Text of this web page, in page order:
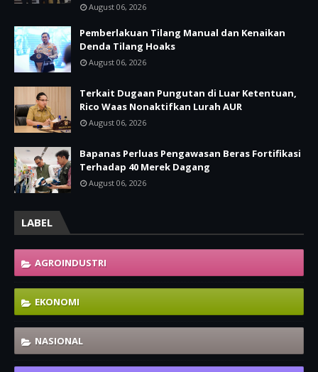
August 06, 2026
Pemberlakuan Tilang Manual dan Kenaikan
Denda Tilang Hoaks
August 06, 2026
Terkait Dugaan Pungutan di Luar Ketentuan,
Rico Waas Nonaktifkan Lurah AUR
August 06, 2026
Bapanas Perluas Pengawasan Beras Fortifikasi
Terhadap 40 Merek Dagang
August 06, 2026
LABEL
AGROINDUSTRI
EKONOMI
NASIONAL